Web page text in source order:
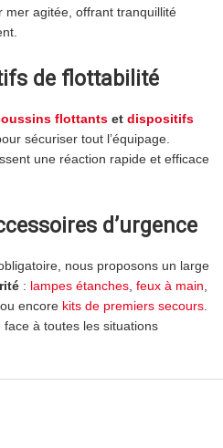
mer agitée, offrant tranquillité
de flottabilité
flottants et dispositifs
sécuriser tout l’équipage.
une réaction rapide et efficace
d’urgence
nous proposons un large
: lampes étanches feux à main
ou encore kits de premiers secours
à toutes les situations